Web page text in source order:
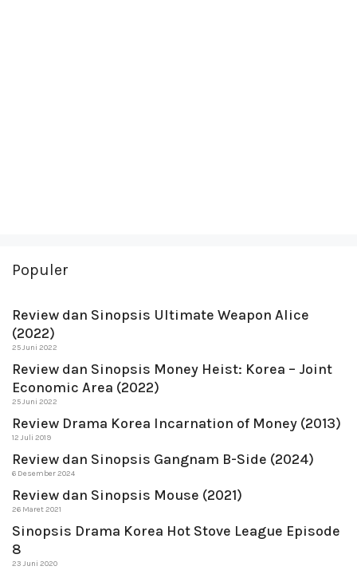
Populer
Review dan Sinopsis Ultimate Weapon Alice
(2022)
25 Juni 2022
Review dan Sinopsis Money Heist: Korea – Joint
Economic Area (2022)
25 Juni 2022
Review Drama Korea Incarnation of Money (2013)
12 Juli 2019
Review dan Sinopsis Gangnam B-Side (2024)
6 Desember 2024
Review dan Sinopsis Mouse (2021)
26 Maret 2021
Sinopsis Drama Korea Hot Stove League Episode
8
23 Juni 2020